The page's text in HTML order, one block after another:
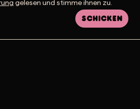
gelesen und stimme ihnen zu.
Schicken